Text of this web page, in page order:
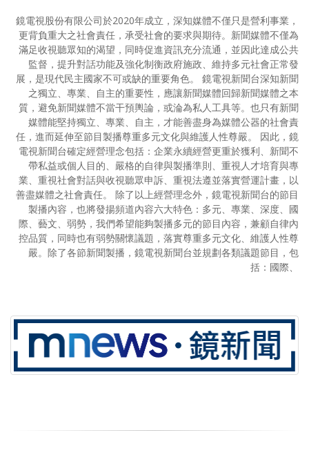
鏡電視股份有限公司於2020年成立，深知媒體不僅只是營利事業，
更背負重大之社會責任，承受社會的要求與期待。新聞媒體不僅為
滿足收視聽眾知的渴望，同時促進資訊充分流通，並因此達成公共
監督，提升對話功能及強化制衡政府施政、維持多元社會正常發
展，是現代民主國家不可或缺的重要角色。 鏡電視新聞台深知新聞
之獨立、專業、自主的重要性，應讓新聞媒體回歸新聞媒體之本
質，避免新聞媒體不當干預輿論，或淪為私人工具等。也只有新聞
媒體能堅持獨立、專業、自主，才能善盡身為媒體公器的社會責
任，進而延伸至節目製播尊重多元文化與維護人性尊嚴。 因此，鏡
電視新聞台確定經營理念包括：企業永續經營更重於獲利、新聞不
帶私益或個人目的、嚴格的自律與製播準則、重視人才培育與專
業、重視社會對話與收視聽眾申訴、重視法遵並落實營運計畫，以
善盡媒體之社會責任。 除了以上經營理念外，鏡電視新聞台的節目
製播內容，也將發揚頻道內容六大特色：多元、專業、深度、國
際、藝文、弱勢，我們希望能夠製播多元的節目內容，兼顧自律內
控品質，同時也有弱勢關懷議題，落實尊重多元文化、維護人性尊
嚴。除了各節新聞製播，鏡電視新聞台並規劃各類議題節目，包
括：國際、